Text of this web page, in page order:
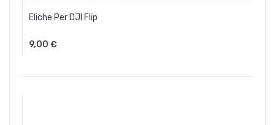
Eliche Per DJI Flip
9,00 €Aggiungi Al Carrello